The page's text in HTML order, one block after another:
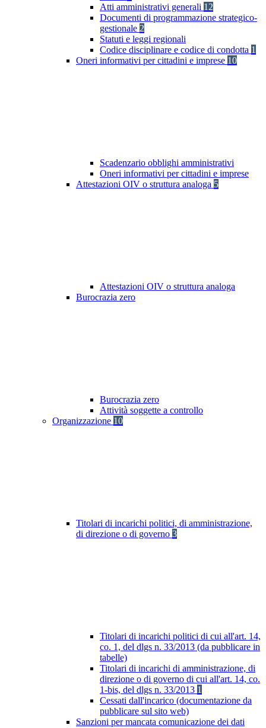
Atti amministrativi generali 12
Documenti di programmazione strategico-
gestionale 2
Statuti e leggi regionali
Codice disciplinare e codice di condotta 1
Oneri informativi per cittadini e imprese 10
Scadenzario obblighi amministrativi
Oneri informativi per cittadini e imprese
Attestazioni OIV o struttura analoga 5
Attestazioni OIV o struttura analoga
Burocrazia zero
Burocrazia zero
Attività soggette a controllo
Organizzazione 10
Titolari di incarichi politici, di amministrazione,
di direzione o di governo 3
Titolari di incarichi politici di cui all'art. 14,
co. 1, del dlgs n. 33/2013 (da pubblicare in
tabelle)
Titolari di incarichi di amministrazione, di
direzione o di governo di cui all'art. 14, co.
1-bis, del dlgs n. 33/2013 1
Cessati dall'incarico (documentazione da
pubblicare sul sito web)
Sanzioni per mancata comunicazione dei dati